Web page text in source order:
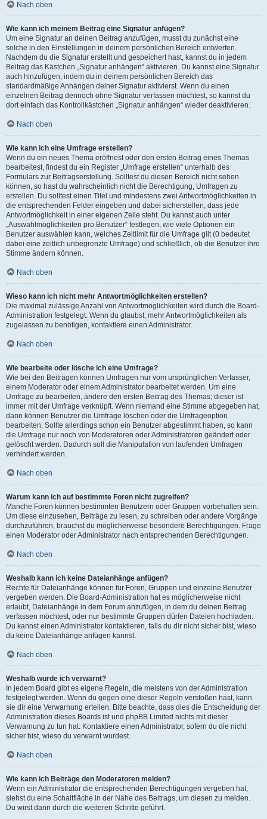
Nach oben
Wie kann ich meinem Beitrag eine Signatur anfügen?
Um eine Signatur an deinen Beitrag anzufügen, musst du zunächst eine
solche in den Einstellungen in deinem persönlichen Bereich entwerfen.
Nachdem du die Signatur erstellt und gespeichert hast, kannst du in jedem
Beitrag das Kästchen „Signatur anhängen“ aktivieren. Du kannst eine Signatur
auch hinzufügen, indem du in deinem persönlichen Bereich das
standardmäßige Anhängen deiner Signatur aktivierst. Wenn du einen
einzelnen Beitrag dennoch ohne Signatur verfassen möchtest, so kannst du
dort einfach das Kontrollkästchen „Signatur anhängen“ wieder deaktivieren.
Nach oben
Wie kann ich eine Umfrage erstellen?
Wenn du ein neues Thema eröffnest oder den ersten Beitrag eines Themas
bearbeitest, findest du ein Register „Umfrage erstellen“ unterhalb des
Formulars zur Beitragserstellung. Solltest du diesen Bereich nicht sehen
können, so hast du wahrscheinlich nicht die Berechtigung, Umfragen zu
erstellen. Du solltest einen Titel und mindestens zwei Antwortmöglichkeiten in
die entsprechenden Felder eingeben und dabei sicherstellen, dass jede
Antwortmöglichkeit in einer eigenen Zeile steht. Du kannst auch unter
„Auswahlmöglichkeiten pro Benutzer“ festlegen, wie viele Optionen ein
Benutzer auswählen kann, welches Zeitlimit für die Umfrage gilt (0 bedeutet
dabei eine zeitlich unbegrenzte Umfrage) und schließlich, ob die Benutzer ihre
Stimme ändern können.
Nach oben
Wieso kann ich nicht mehr Antwortmöglichkeiten erstellen?
Die maximal zulässige Anzahl von Antwortmöglichkeiten wird durch die Board-
Administration festgelegt. Wenn du glaubst, mehr Antwortmöglichkeiten als
zugelassen zu benötigen, kontaktiere einen Administrator.
Nach oben
Wie bearbeite oder lösche ich eine Umfrage?
Wie bei den Beiträgen können Umfragen nur vom ursprünglichen Verfasser,
einem Moderator oder einem Administrator bearbeitet werden. Um eine
Umfrage zu bearbeiten, ändere den ersten Beitrag des Themas; dieser ist
immer mit der Umfrage verknüpft. Wenn niemand eine Stimme abgegeben hat,
dann können Benutzer die Umfrage löschen oder die Umfrageoption
bearbeiten. Sollte allerdings schon ein Benutzer abgestimmt haben, so kann
die Umfrage nur noch von Moderatoren oder Administratoren geändert oder
gelöscht werden. Dadurch soll die Manipulation von laufenden Umfragen
verhindert werden.
Nach oben
Warum kann ich auf bestimmte Foren nicht zugreifen?
Manche Foren können bestimmten Benutzern oder Gruppen vorbehalten sein.
Um diese einzusehen, Beiträge zu lesen, zu schreiben oder andere Vorgänge
durchzuführen, brauchst du möglicherweise besondere Berechtigungen. Frage
einen Moderator oder Administrator nach entsprechenden Berechtigungen.
Nach oben
Weshalb kann ich keine Dateianhänge anfügen?
Rechte für Dateianhänge können für Foren, Gruppen und einzelne Benutzer
vergeben werden. Die Board-Administration hat es möglicherweise nicht
erlaubt, Dateianhänge in dem Forum anzufügen, in dem du deinen Beitrag
verfassen möchtest, oder nur bestimmte Gruppen dürfen Dateien hochladen.
Du kannst einen Administrator kontaktieren, falls du dir nicht sicher bist, wieso
du keine Dateianhänge anfügen kannst.
Nach oben
Weshalb wurde ich verwarnt?
In jedem Board gibt es eigene Regeln, die meistens von der Administration
festgelegt werden. Wenn du gegen eine dieser Regeln verstoßen hast, kann
sie dir eine Verwarnung erteilen. Bitte beachte, dass dies die Entscheidung der
Administration dieses Boards ist und phpBB Limited nichts mit dieser
Verwarnung zu tun hat. Kontaktiere einen Administrator, sofern du die nicht
sicher bist, wieso du verwarnt wurdest.
Nach oben
Wie kann ich Beiträge den Moderatoren melden?
Wenn ein Administrator die entsprechenden Berechtigungen vergeben hat,
siehst du eine Schaltfläche in der Nähe des Beitrags, um diesen zu melden.
Du wirst dann durch die weiteren Schritte geführt.